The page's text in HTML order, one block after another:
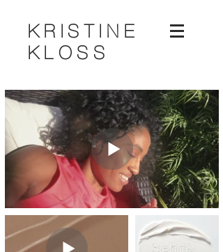
KRISTINE
KLOSS